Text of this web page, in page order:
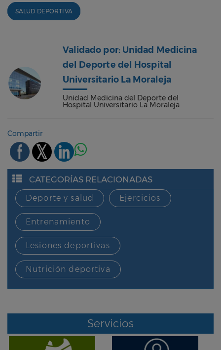
SALUD DEPORTIVA
Validado por: Unidad Medicina
del Deporte del Hospital
Universitario La Moraleja
Unidad Medicina del Deporte del
Hospital Universitario La Moraleja
Compartir
CATEGORÍAS RELACIONADAS
Deporte y salud Ejercicios
Entrenamiento
Lesiones deportivas
Nutrición deportiva
Servicios